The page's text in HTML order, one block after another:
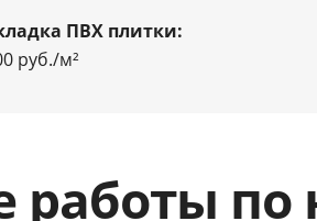
ПВХ плитки:
руб./м²
работы